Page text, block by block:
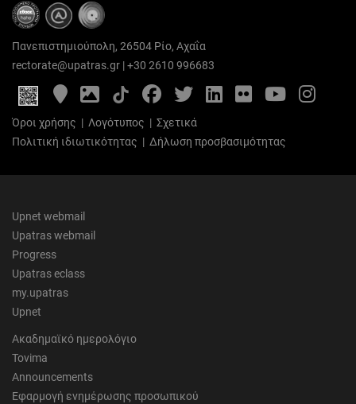
Πανεπιστημιούπολη, 26504 Ρίο, Αχαΐα
rectorate@upatras.gr |+30 2610 996683
Google
Maps
Photo
Gallery
FacebookTwitterLinkedIn
FlickrYouTube
Όροι χρήσης | Λογότυπος | Σχετικά
Πολιτική ιδιωτικότητας | Δήλωση προσβασιμότητας
Upnet webmail
Upatras webmail
Progress
Upatras eclass
my.upatras
Upnet
Ακαδημαϊκό ημερολόγιο
Tovima
Announcements
Εφαρμογή ενημέρωσης προσωπικού